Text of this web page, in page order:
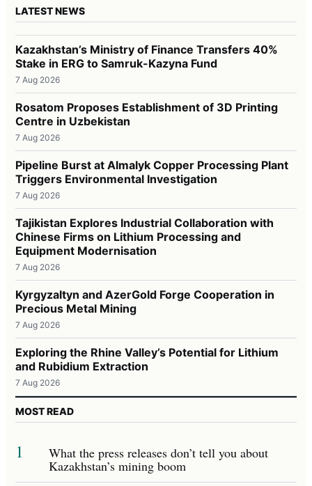
LATEST NEWS
Kazakhstan’s Ministry of Finance Transfers 40%
Stake in ERG to Samruk-Kazyna Fund
7 Aug 2026
Rosatom Proposes Establishment of 3D Printing
Centre in Uzbekistan
7 Aug 2026
Pipeline Burst at Almalyk Copper Processing Plant
Triggers Environmental Investigation
7 Aug 2026
Tajikistan Explores Industrial Collaboration with
Chinese Firms on Lithium Processing and
Equipment Modernisation
7 Aug 2026
Kyrgyzaltyn and AzerGold Forge Cooperation in
Precious Metal Mining
7 Aug 2026
Exploring the Rhine Valley’s Potential for Lithium
and Rubidium Extraction
7 Aug 2026
MOST READ
1 What the press releases don’t tell you about
Kazakhstan’s mining boom